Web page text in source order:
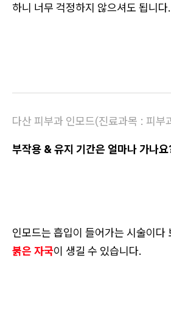
하니 너무 걱정하지 않으셔도 됩니다.
다산 피부과 인모드(진료과목 : 피부
부작용 & 유지 기간은 얼마나 가나요
인모드는 흡입이 들어가는 시술이다
붉은 자국이 생길 수 있습니다.